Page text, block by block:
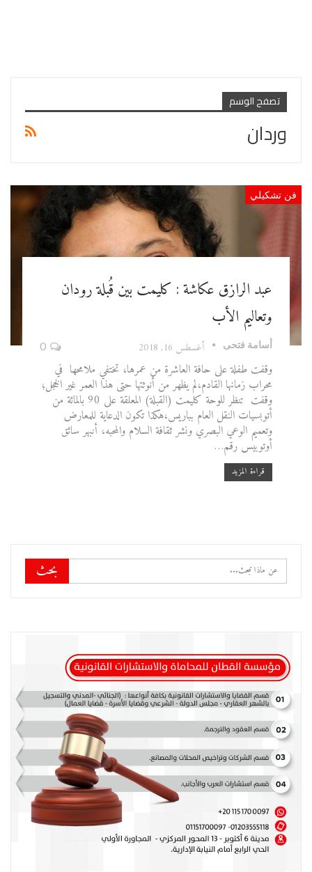
تصفح الوسم
وردان
فن تشكيلي
عبد الرازق عكاشة : كليمت بين قُبلة رودان
وتعاليم الأب
أسامة فتحى أغسطس 16, 2018 0
وقفت طفلة على حافة العاشرة من عمرها، تختفي ملامحها في
محراب زمانها القادم،لم يظهر من أنوثتها حتى هذا العمر غير الخجل؛
وقفت تنظر للوحة كليمت (القبلة) المعلقة على 90 بالمائة من
أتوبسيات النقل العام بباريس،هكذا تكون الدعاية للمعارض
وتعميم الوعي البصري ونشر ثقافة السلام والمحبه، أنبهر سائق
أوتوبيس رقم…
قراءة المزيد